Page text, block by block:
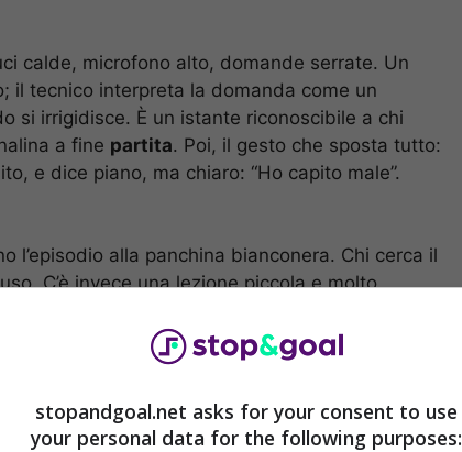
calde, microfono alto, domande serrate. Un
il tecnico interpreta la domanda come un
si irrigidisce. È un istante riconoscibile a chi
a fine partita. Poi, il gesto che sposta tutto:
e dice piano, ma chiaro: “Ho capito male”.
l’episodio alla panchina bianconera. Chi cerca il
C’è invece una lezione piccola e molto
in mezzo secondo e bruciare un’intervista
stopandgoal.net asks for your consent to use
your personal data for the following purposes: